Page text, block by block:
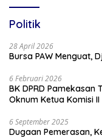
Politik
28 April 2026
Bursa PAW Menguat,
6 Februari 2026
BK DPRD
Oknum Ketua Komisi II
6 September 2025
Dugaan Pemerasan,